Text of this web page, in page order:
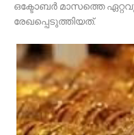
ഒക്ടോബർ മാസത്തെ
രേഖപ്പെടുത്തിയത്.